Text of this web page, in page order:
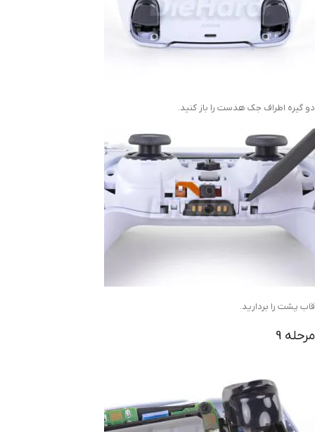
دو گیره اطراف جک هدست را باز کنید.
قاب پشت را بردارید.
مرحله 9